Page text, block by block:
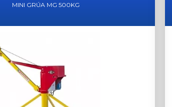
MINI GRÚA MG 500KG